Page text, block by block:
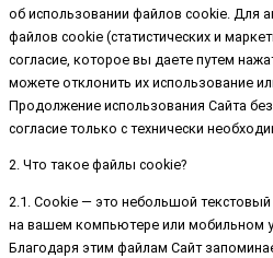
об использовании файлов cookie. Для
файлов cookie (статистических и
согласие, которое вы даете путем
можете отклонить их использование
Продолжение использования Сайта
согласие только с технически
2. Что такое файлы cookie?
2.1. Cookie — это небольшой
на вашем компьютере или мобильном
Благодаря этим файлам Сайт